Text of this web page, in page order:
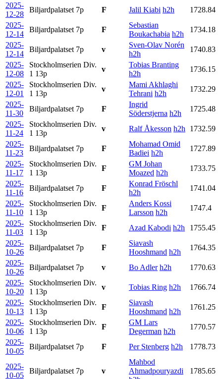
2025-
12-28
Biljardpalatset 7p F Jalil Kiabi h2h
1728.84
2025-
12-14
Biljardpalatset 7p F
Sebastian
Boukachabia h2h
1734.18
2025-
12-14
Biljardpalatset 7p v
Sven-Olav Norén
h2h
1740.83
2025-
12-08
Stockholmserien Div.
1 13p
v
Tobias Branting
h2h
1736.15
2025-
12-01
Stockholmserien Div.
1 13p
v
Mami Akhlaghi
Tehrani h2h
1732.29
2025-
11-30
Biljardpalatset 7p F
Ingrid
Söderstjerna h2h
1725.48
2025-
11-24
Stockholmserien Div.
1 13p
v Ralf Åkesson h2h
1732.59
2025-
11-23
Biljardpalatset 7p F
Mohamad Omid
Badiei h2h
1727.89
2025-
11-17
Stockholmserien Div.
1 13p
F
GM Johan
Moazed h2h
1733.75
2025-
11-16
Biljardpalatset 7p F
Konrad Fröschl
h2h
1741.04
2025-
11-10
Stockholmserien Div.
1 13p
F
Anders Kossi
Larsson h2h
1747.4
2025-
11-03
Stockholmserien Div.
1 13p
F Azad Kabodi h2h
1755.45
2025-
10-26
Biljardpalatset 7p F
Siavash
Hooshmand h2h
1764.35
2025-
10-26
Biljardpalatset 7p v Bo Adler h2h
1770.63
2025-
10-20
Stockholmserien Div.
1 13p
v Tobias Ring h2h
1766.74
2025-
10-13
Stockholmserien Div.
1 13p
F
Siavash
Hooshmand h2h
1761.25
2025-
10-06
Stockholmserien Div.
1 13p
F
GM Lars
Degerman h2h
1770.57
2025-
10-05
Biljardpalatset 7p F Per Stenberg h2h 1778.73
2025-
10-05
Biljardpalatset 7p v
Mahbod
Ahmadpouryazdi
1785.65